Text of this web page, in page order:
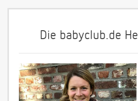
Die babyclub.de